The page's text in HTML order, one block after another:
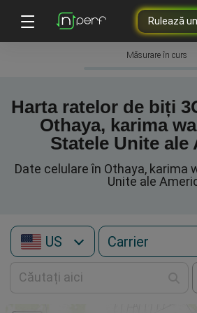
Rulează
Măsurare în curs
Harta ratelor de biți
Othaya, karima
Statele Unite ale
Date celulare în Othaya, karima
Unite ale
US